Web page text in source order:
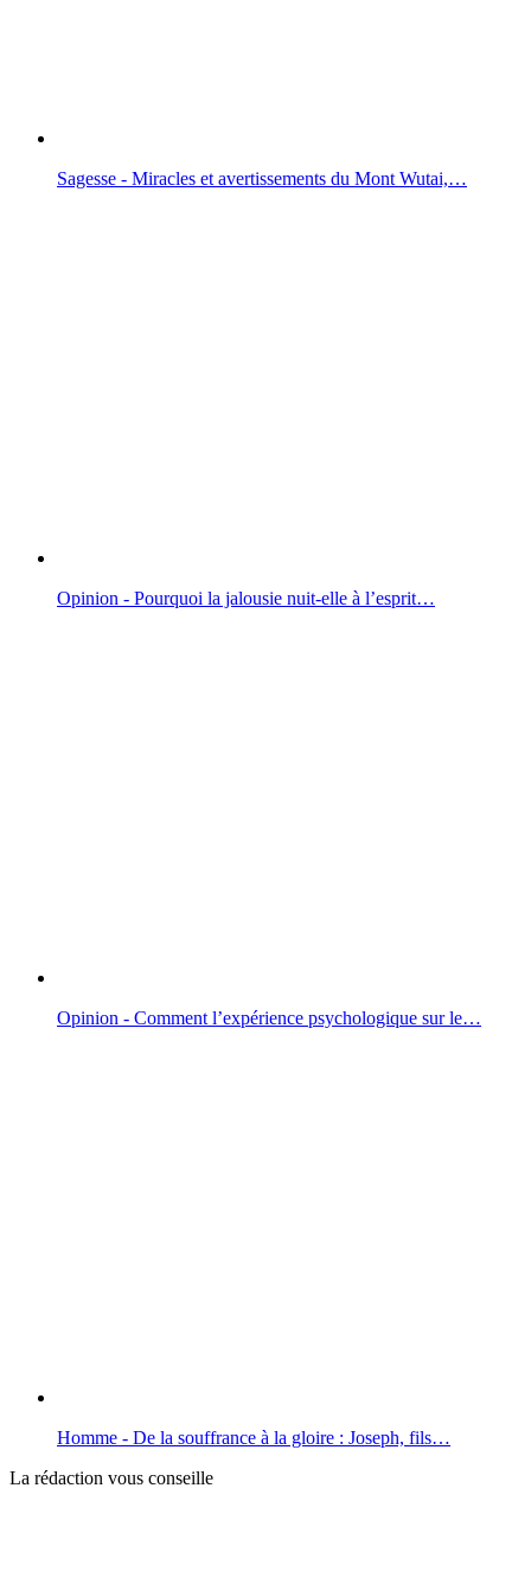
Sagesse - Miracles et avertissements du Mont Wutai,…
Opinion - Pourquoi la jalousie nuit-elle à l’esprit…
Opinion - Comment l’expérience psychologique sur le…
Homme - De la souffrance à la gloire : Joseph, fils…
La rédaction vous conseille